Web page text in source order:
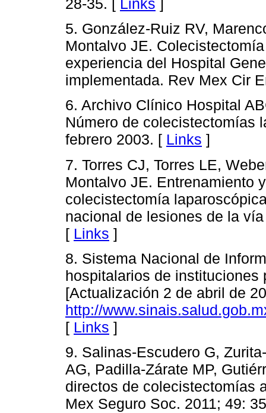
28-35. [ Links ]
5. González-Ruiz RV,
Montalvo JE.
experiencia del Hospital
implementada. Rev Mex Cir
6. Archivo Clínico Hospital
Número de colecistectomías
febrero 2003. [ Links ]
7. Torres CJ, Torres LE,
Montalvo JE. Entrenamiento
colecistectomía
nacional de lesiones de la
[ Links ]
8. Sistema Nacional de
hospitalarios de
[Actualización 2 de abril de
http://
[ Links ]
9. Salinas-Escudero G,
AG, Padilla-Zárate MP,
directos de colecistectomías
Mex Seguro Soc. 2011; 49: